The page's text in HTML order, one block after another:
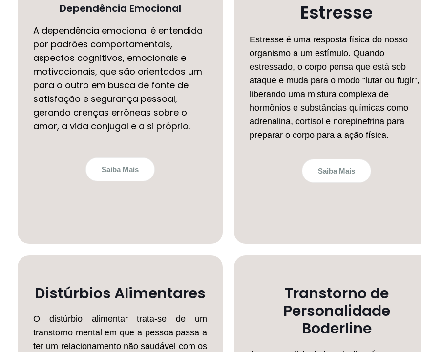
Dependência Emocional
A dependência emocional é entendida
por padrões comportamentais,
aspectos cognitivos, emocionais e
motivacionais, que são orientados um
para o outro em busca de fonte de
satisfação e segurança pessoal,
gerando crenças errôneas sobre o
amor, a vida conjugal e a si próprio.
Saiba Mais
Estresse
Estresse é uma resposta física do nosso
organismo a um estímulo. Quando
estressado, o corpo pensa que está sob
ataque e muda para o modo “lutar ou fugir”,
liberando uma mistura complexa de
hormônios e substâncias químicas como
adrenalina, cortisol e norepinefrina para
preparar o corpo para a ação física.
Saiba Mais
Distúrbios Alimentares
O distúrbio alimentar trata-se de um
transtorno mental em que a pessoa passa a
ter um relacionamento não saudável com os
Transtorno de
Personalidade
Boderline